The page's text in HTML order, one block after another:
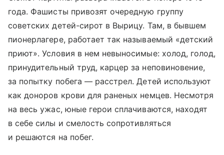
года. Фашисты привозят очередную группу
советских детей-сирот в Вырицу. Там, в бывшем
пионерлагере, работает так называемый «детский
приют». Условия в нем невыносимые: холод, голод,
принудительный труд, карцер за неповиновение,
за попытку побега — расстрел. Детей используют
как доноров крови для раненых немцев. Несмотря
на весь ужас, юные герои сплачиваются, находят
в себе силы и смелость сопротивляться
и решаются на побег.